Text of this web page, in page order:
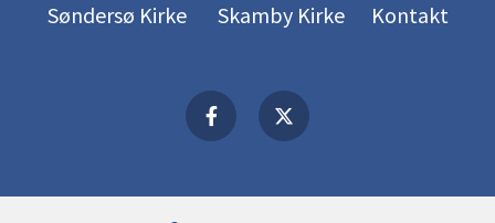
Søndersø Kirke Skamby Kirke Kontakt